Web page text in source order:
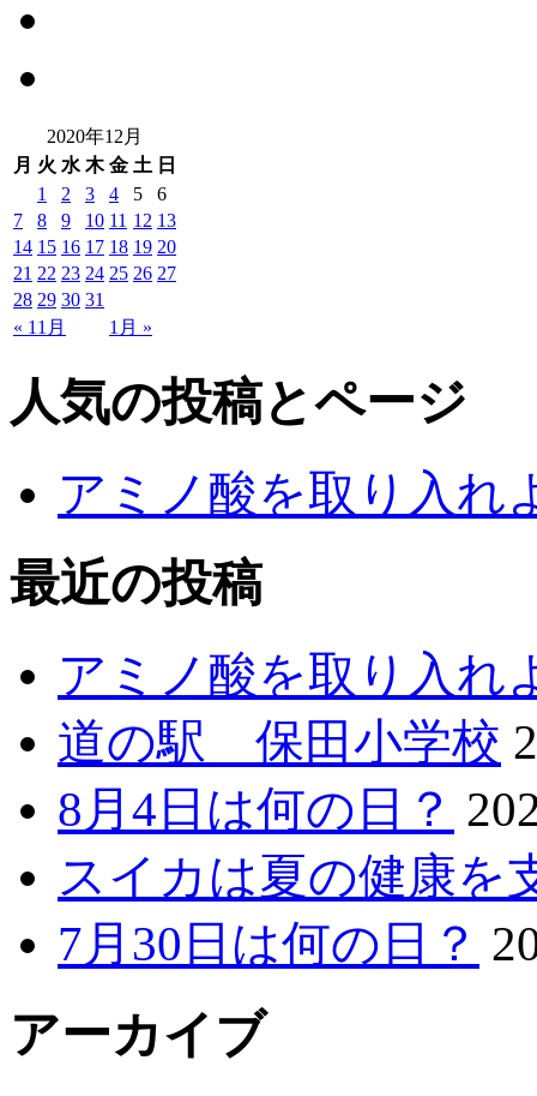
2020年12月
月 火 水 木 金 土 日
« 11月 1月 »
1 2 3 4 5
6
7
8 9 10 11 12 13
14 15 16 17 18 19 20
21 22 23 24 25 26 27
28 29 30 31
人気の投稿とページ
アミノ酸を取り入れ
最近の投稿
アミノ酸を取り入れ
道の駅 保田小学校
8月4日は何の日？
スイカは夏の健康を
7月30日は何の日？
アーカイブ